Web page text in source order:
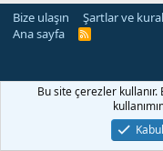
Bize ulaşın Şartlar ve
Ana sayfa
R
Bu site çerezler
Kabul